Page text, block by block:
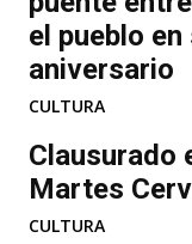
el pueblo en
aniversario
CULTURA
Clausurado
Martes
CULTURA